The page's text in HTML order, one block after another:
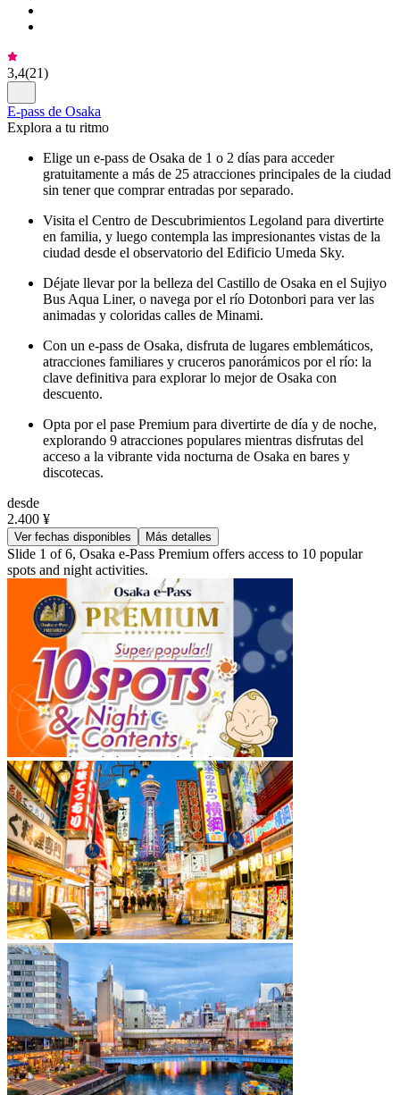
3,4(21)
E-pass de Osaka
Explora a tu ritmo
Elige un e-pass de Osaka de 1 o 2 días para acceder
gratuitamente a más de 25 atracciones principales de la ciudad
sin tener que comprar entradas por separado.
Visita el Centro de Descubrimientos Legoland para divertirte
en familia, y luego contempla las impresionantes vistas de la
ciudad desde el observatorio del Edificio Umeda Sky.
Déjate llevar por la belleza del Castillo de Osaka en el Sujiyo
Bus Aqua Liner, o navega por el río Dotonbori para ver las
animadas y coloridas calles de Minami.
Con un e-pass de Osaka, disfruta de lugares emblemáticos,
atracciones familiares y cruceros panorámicos por el río: la
clave definitiva para explorar lo mejor de Osaka con
descuento.
Opta por el pase Premium para divertirte de día y de noche,
explorando 9 atracciones populares mientras disfrutas del
acceso a la vibrante vida nocturna de Osaka en bares y
discotecas.
desde
2.400 ¥
Ver fechas disponibles Más detalles
Slide 1 of 6, Osaka e-Pass Premium offers access to 10 popular
spots and night activities.